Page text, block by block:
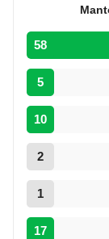
58
5
10
2
1
17